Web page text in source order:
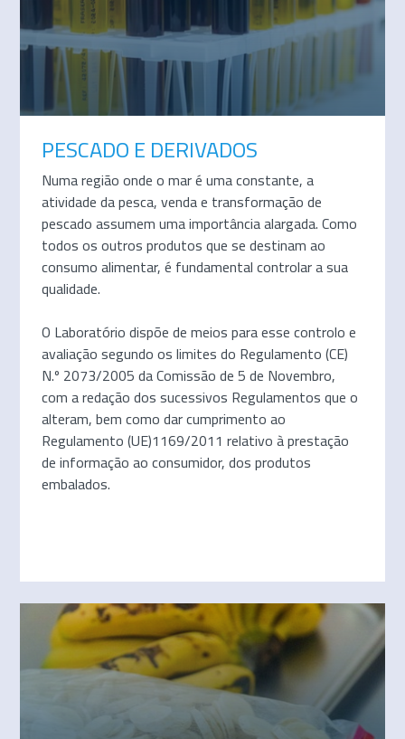
PESCADO E DERIVADOS
Numa região onde o mar é uma constante, a
atividade da pesca, venda e transformação de
pescado assumem uma importância alargada. Como
todos os outros produtos que se destinam ao
consumo alimentar, é fundamental controlar a sua
qualidade.
O Laboratório dispõe de meios para esse controlo e
avaliação segundo os limites do Regulamento (CE)
N.º 2073/2005 da Comissão de 5 de Novembro,
com a redação dos sucessivos Regulamentos que o
alteram, bem como dar cumprimento ao
Regulamento (UE)1169/2011 relativo à prestação
de informação ao consumidor, dos produtos
embalados.